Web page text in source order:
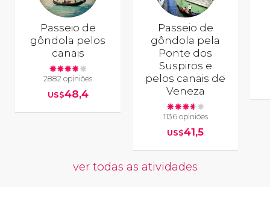
Passeio de
gôndola pelos
canais
2882 opiniões
US$48,4
Passeio de
gôndola pela
Ponte dos
Suspiros e
pelos canais de
Veneza
1136 opiniões
US$41,5
ver todas as atividades